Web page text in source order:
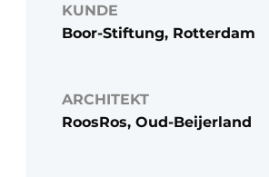
KUNDE
Boor-Stiftung, Rotterdam
ARCHITEKT
RoosRos, Oud-Beijerland